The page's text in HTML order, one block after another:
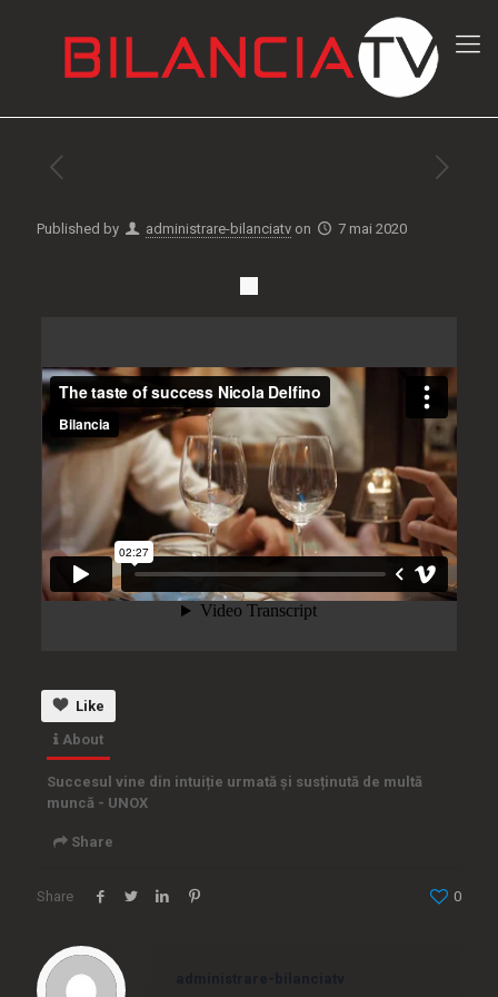
Published by administrare-bilanciatv on 7 mai 2020
Like
About
Succesul vine din intuiție urmată și susținută de multă
muncă - UNOX
Share
Embed
Share 0